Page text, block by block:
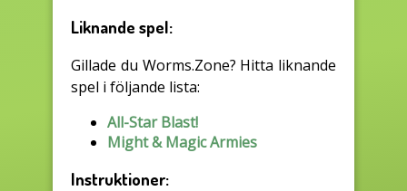
Liknande spel:
Gillade du Worms.Zone? Hitta liknande
spel i följande lista:
All-Star Blast!
Might & Magic Armies
Instruktioner: